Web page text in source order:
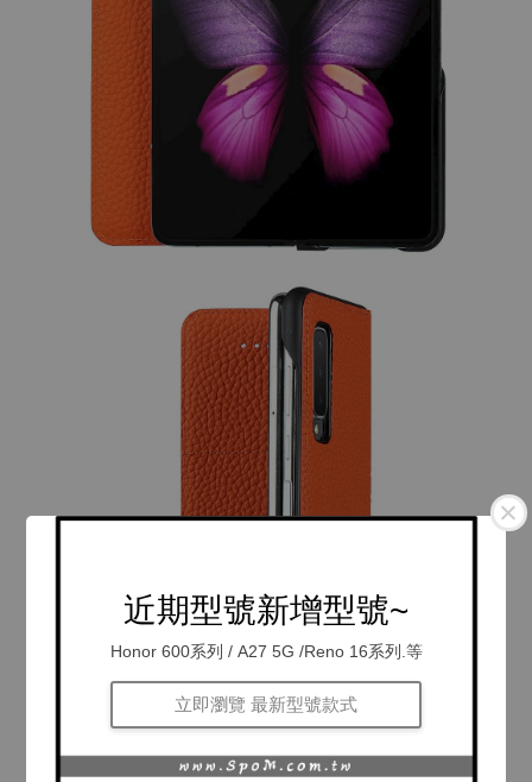
近期型號新增型號~
Honor 600系列 / A27 5G /Reno 16系列.等
立即瀏覽 最新型號款式